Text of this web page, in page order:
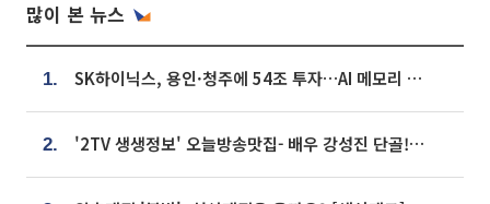
많이 본 뉴스
1. SK하이닉스, 용인·청주에 54조 투자…AI 메모리 생산기지 키운다
2. '2TV 생생정보' 오늘방송맛집- 배우 강성진 단골! 쌀국수ㆍ푸팟퐁 커리 맛집 '블○○○'